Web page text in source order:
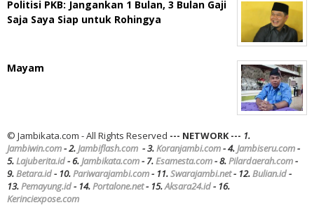
Politisi PKB: Jangankan 1 Bulan, 3 Bulan Gaji
Saja Saya Siap untuk Rohingya
Mayam
© Jambikata.com - All Rights Reserved --- NETWORK --- 1.
Jambiwin.com- 2.Jambiflash.com - 3.Koranjambi.com- 4.Jambiseru.com-
5.Lajuberita.id- 6.Jambikata.com- 7.Esamesta.com- 8.Pilardaerah.com-
9.Betara.id- 10.Pariwarajambi.com- 11.Swarajambi.net- 12.Bulian.id-
13.Pemayung.id- 14.Portalone.net- 15.Aksara24.id- 16.
Kerinciexpose.com